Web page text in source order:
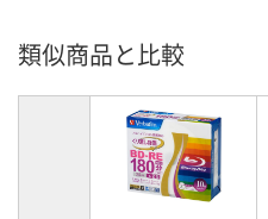
類似商品と比較